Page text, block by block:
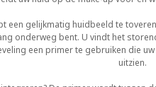
een gelijkmatig huidbeeld te
onderweg bent. U vindt het
een primer te gebruiken die
uitzien.